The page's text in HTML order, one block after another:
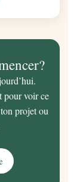
pour voir ce
projet ou